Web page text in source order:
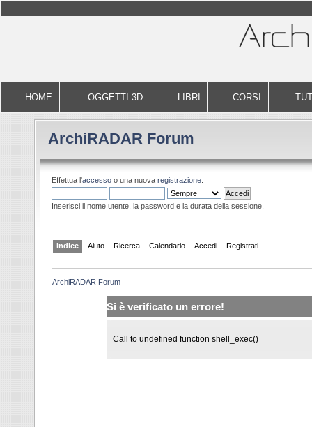
HOME OGGETTI 3D LIBRI CORSI
ArchiRADAR Forum
Effettua l'accesso o una nuova registrazione.
Inserisci il nome utente, la password e la durata della sessione.
Indice Aiuto Ricerca Calendario Accedi Registrati
ArchiRADAR Forum
Si è verificato un errore!
Call to undefined function shell_exec()